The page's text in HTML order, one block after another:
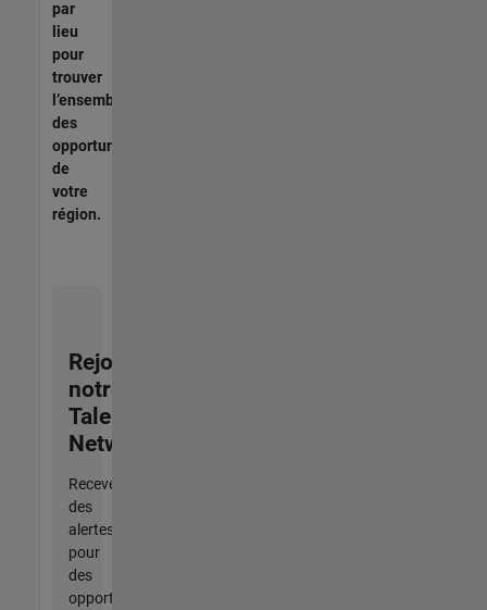
par
lieu
pour
trouver
l’ensemble
des
opportunités
de
votre
région.
Rejoignez
notre
Talent
Network
Recevez
des
alertes
pour
des
opportunités